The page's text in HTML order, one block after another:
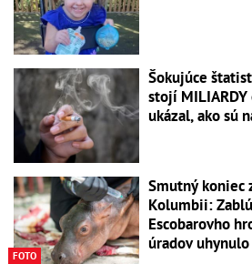
Šokujúce
stojí
ukázal, ako sú
FOTO
Smutný koniec
Kolumbii:
Escobarovho
úradov uhynulo